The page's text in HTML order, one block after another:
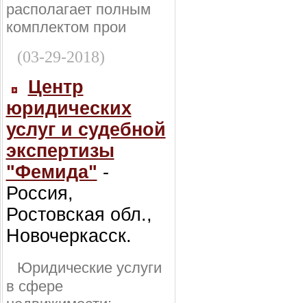
располагает полным
комплектом прои
(03-29-2018)
Центр
юридических
услуг и судебной
экспертизы
"Фемида" -
Россия,
Ростовская обл.,
Новочеркасск.
Юридические услуги
в сфере